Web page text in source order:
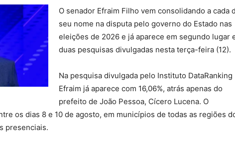
O senador Efraim Filho vem consolidando a cada
seu nome na disputa pelo governo do Estado nas
eleições de 2026 e já aparece em segundo lugar
duas pesquisas divulgadas nesta terça-feira (12).
Na pesquisa divulgada pelo Instituto DataRanking
Efraim já aparece com 16,06%, atrás apenas do
prefeito de João Pessoa, Cícero Lucena. O
os dias 8 e 10 de agosto, em municípios de todas as regiões
presenciais.